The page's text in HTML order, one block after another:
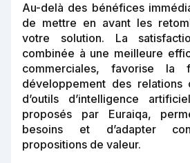
Au-delà des bénéfices
de mettre en avant les
votre solution. La
combinée à une meilleure
commerciales, favorise la
développement des relations
d’outils d’intelligence
proposés par Euraiqa,
besoins et d’adapter
propositions de valeur.